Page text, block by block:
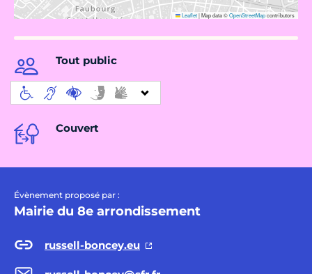
Leaflet|Map data ©OpenStreetMapcontributors
Tout public
Couvert
Évènement proposé par :
Mairie du 8e arrondissement
russell-boncey.eu